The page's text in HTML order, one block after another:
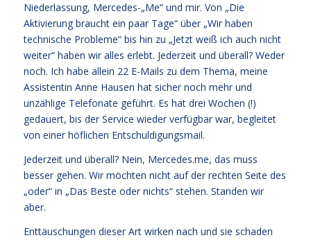
Niederlassung, Mercedes-„Me“ und mir. Von „Die
Aktivierung braucht ein paar Tage“ über „Wir haben
technische Probleme“ bis hin zu „Jetzt weiß ich auch nicht
weiter“ haben wir alles erlebt. Jederzeit und überall? Weder
noch. Ich habe allein 22 E-Mails zu dem Thema, meine
Assistentin Anne Hausen hat sicher noch mehr und
unzählige Telefonate geführt. Es hat drei Wochen (!)
gedauert, bis der Service wieder verfügbar war, begleitet
von einer höflichen Entschuldigungsmail.
Jederzeit und überall? Nein, Mercedes.me, das muss
besser gehen. Wir möchten nicht auf der rechten Seite des
„oder“ in „Das Beste oder nichts“ stehen. Standen wir
aber.
Enttäuschungen dieser Art wirken nach und sie schaden